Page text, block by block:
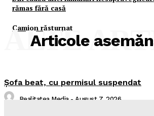
rămas fără casă
Camion răsturnat
Articole
ALTE
Şofa beat, cu permisul suspendat
Realitatea Media - August 7, 2026